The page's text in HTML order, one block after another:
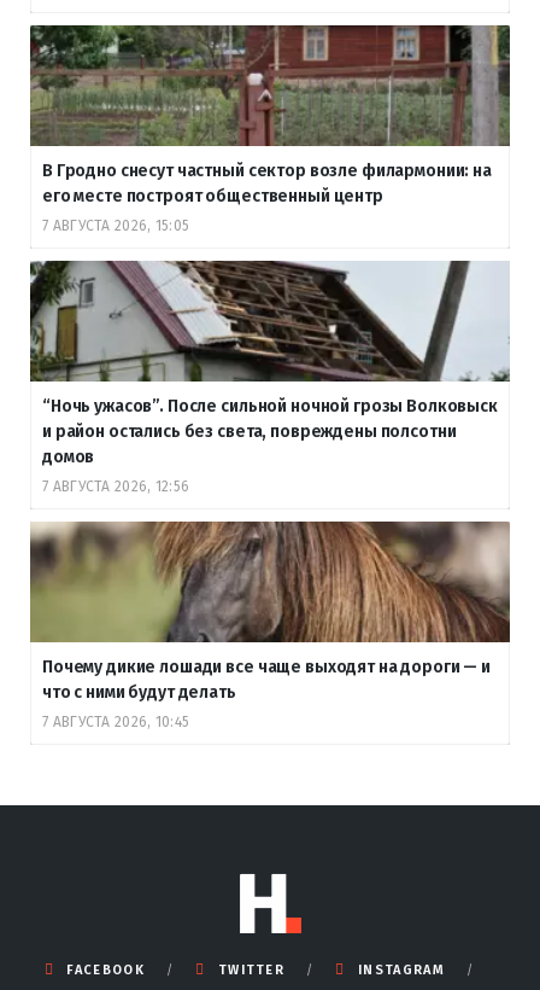
В Гродно снесут частный сектор возле филармонии: на
его месте построят общественный центр
7 АВГУСТА 2026, 15:05
“Ночь ужасов”. После сильной ночной грозы Волковыск
и район остались без света, повреждены полсотни
домов
7 АВГУСТА 2026, 12:56
Почему дикие лошади все чаще выходят на дороги — и
что с ними будут делать
7 АВГУСТА 2026, 10:45
FACEBOOK TWITTER
INSTAGRAM